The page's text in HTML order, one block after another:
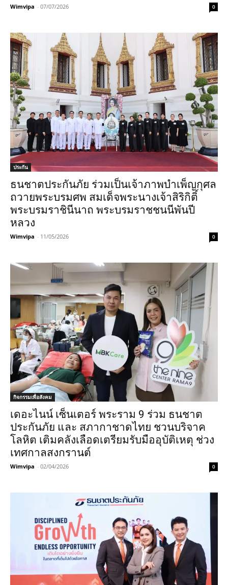
Wimvipa - 07/07/2026 0
ประกัน
ธนชาตประกันภัย ร่วมเป็นเจ้าภาพบำเพ็ญกุศล
ถวายพระบรมศพ สมเด็จพระนางเจ้าสิริกิติ์
พระบรมราชินีนาถ พระบรมราชชนนีพันปี
หลวง
Wimvipa - 11/05/2026 0
กิจกรรมเพื่อสังคม
เดอะไนน์ เซ็นเตอร์ พระราม 9 ร่วม ธนชาต
ประกันภัย และ สภากาชาดไทย ชวนบริจาค
โลหิต เติมคลังเลือดเตรียมรับมืออุบัติเหตุ ช่วง
เทศกาลสงกรานต์
Wimvipa - 02/04/2026 0